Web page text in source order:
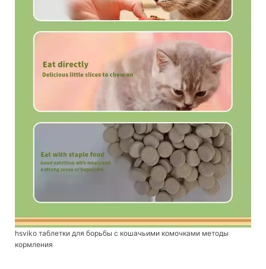
hsviko таблетки для борьбы с кошачьими комочками методы
кормления